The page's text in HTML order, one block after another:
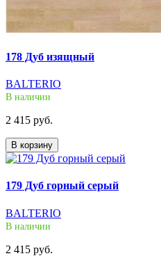
178 Дуб изящный
BALTERIO
В наличии
2 415 руб.
В корзину
179 Дуб горный серый
BALTERIO
В наличии
2 415 руб.